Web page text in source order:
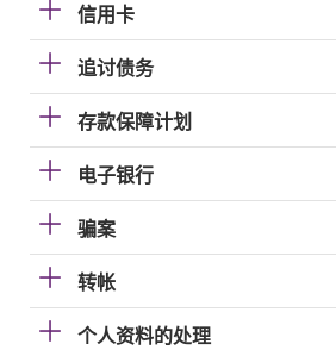
信用卡
追讨债务
存款保障计划
电子银行
骗案
转帐
个人资料的处理